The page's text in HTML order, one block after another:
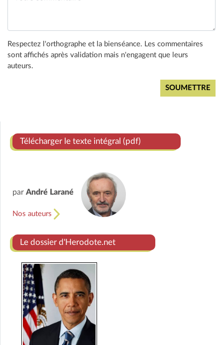
Respectez l'orthographe et la bienséance. Les commentaires
sont affichés après validation mais n'engagent que leurs
auteurs.
Télécharger le texte intégral (pdf)
par André Larané
Nos auteurs
Le dossier d'Herodote.net